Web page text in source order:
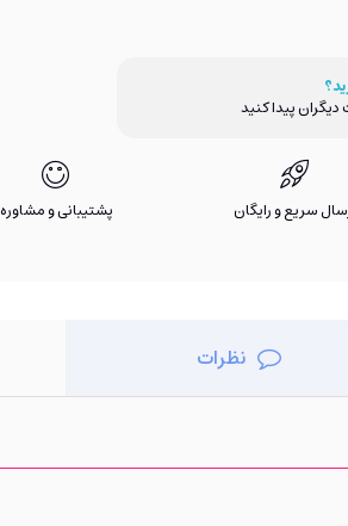
پیدا کنید
سریع و رایگان پشتیبانی و مشاوره
نظرات